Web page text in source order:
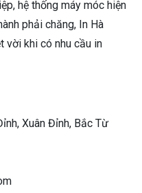
hệ thống máy móc hiện
phải chăng, In Hà
vời khi có nhu cầu in
Xuân Đỉnh, Bắc Từ